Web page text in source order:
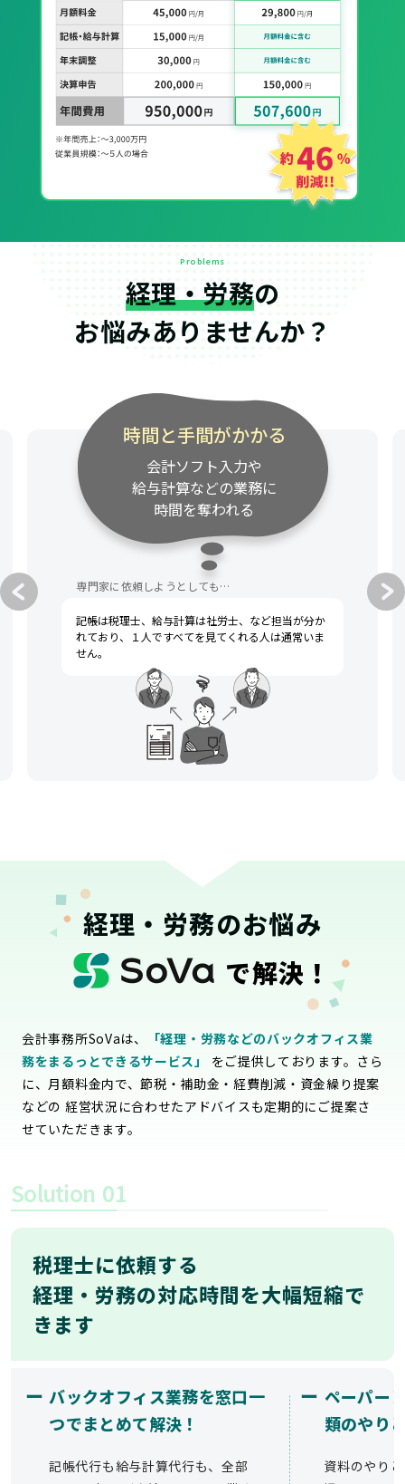
Problems
経理・労務の
お悩みありませんか？
時間と手間がかかる
会計ソフト入力や
給与計算などの業務に
時間を奪われる
専門家に依頼しようとしても…
記帳は税理士、給与計算は社労士、など担当が分か
れており、１人ですべてを見てくれる人は通常いま
せん。
経理・労務のお悩み
で解決！
会計事務所SoVaは、
「経理・労務などのバックオフィス業
務をまるっとできるサービス」
をご提供しております。さら
に、月額料金内で、節税・補助金・経費削減・資金繰り提案
などの 経営状況に合わせたアドバイスも定期的にご提案さ
せていただきます。
Solution 01
税理士に依頼する
経理・労務の対応時間を大幅短縮で
きます
ー バックオフィス業務を窓口一
つでまとめて解決！
記帳代行も給与計算代行も、全部
ー ペーパー
類のやり
資料のやり